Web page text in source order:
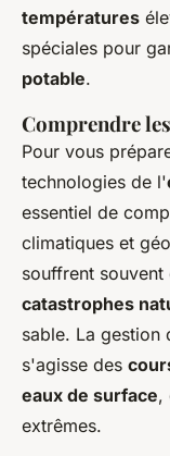
températures
spéciales pour
potable.
Comprendre
Pour vous
technologies de l'
essentiel de
climatiques et
souffrent
catastrophes
sable. La gestion
s'agisse des
eaux de surface,
extrêmes.